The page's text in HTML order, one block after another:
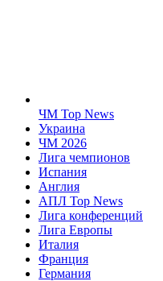
ЧМ Top News
Украина
ЧМ 2026
Лига чемпионов
Испания
Англия
АПЛ Top News
Лига конференций
Лига Европы
Италия
Франция
Германия